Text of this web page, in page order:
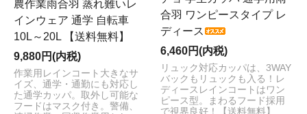
農作業雨合羽 蒸れ難いレ
インウェア 通学 自転車
10L～20L 【送料無料】
9,880円(内税)
作業用レインコート大きなサ
イズ、通学・通勤にも対応し
た通学カッパ。取外し可能な
フードはマスク付き。警備、
合羽 ワンピースタイプ レ
ディース
6,460円(内税)
リュック対応カッパは、3WAY
バックもリュックも入る！レ
ディースレインコートはワン
ピース型。まわるフード採用
で視界良好！【送料無料】